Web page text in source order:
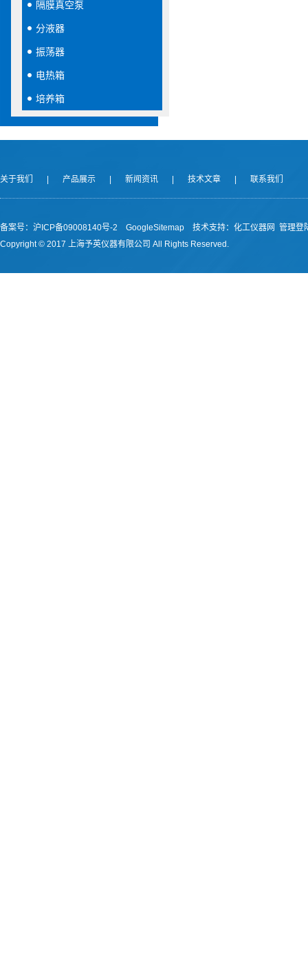
隔膜真空泵
分液器
振荡器
电热箱
培养箱
关于我们 产品展示 新闻资讯 技术文章 联系我们
备案号：沪ICP备09008140号-2 GoogleSitemap 技术支持： 化工仪器网 管理登
Copyright © 2017 上海予英仪器有限公司 All Rights Reserved.